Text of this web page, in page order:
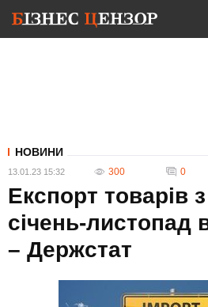
НОВИНИ
13.01.23 15:32 300 0
Експорт товарів
січень-листопад
– Держстат